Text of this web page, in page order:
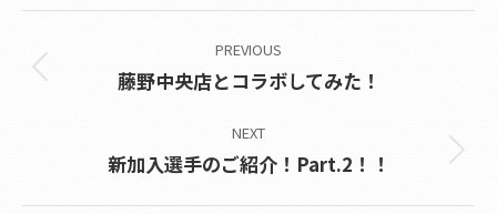
navigation
PREVIOUS
Previous
藤野中央店とコラボしてみた！
NEXT
Next
新加入選手のご紹介！Part.2！！